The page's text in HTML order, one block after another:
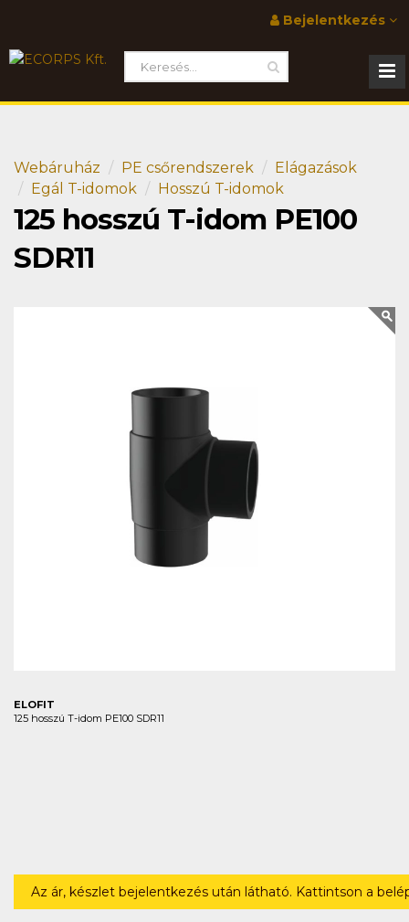
Bejelentkezés
Webáruház PE csőrendszerek
Elágazások
Egál T-idomok
Hosszú T-idomok
125 hosszú T-idom PE100
SDR11
ELOFIT
125 hosszú T-idom PE100 SDR11
Az ár, készlet bejelentkezés után látható. Kattintson a